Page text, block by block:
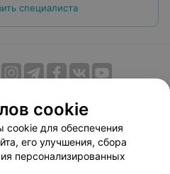
специалиста
Публичный договор
Способы оплаты
Партнеры
cookie
cookie для обеспечения
его улучшения, сбора
персонализированных